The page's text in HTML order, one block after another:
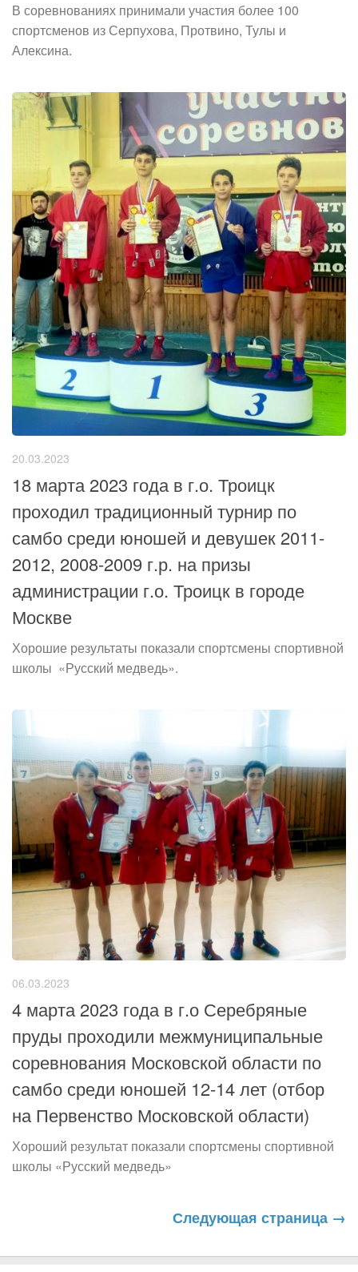
В соревнованиях принимали участия более 100
спортсменов из Серпухова, Протвино, Тулы и
Алексина.
20.03.2023
18 марта 2023 года в г.о. Троицк
проходил традиционный турнир по
самбо среди юношей и девушек 2011-
2012, 2008-2009 г.р. на призы
администрации г.о. Троицк в городе
Москве
Хорошие результаты показали спортсмены спортивной
школы «Русский медведь».
06.03.2023
4 марта 2023 года в г.о Серебряные
пруды проходили межмуниципальные
соревнования Московской области по
самбо среди юношей 12-14 лет (отбор
на Первенство Московской области)
Хороший результат показали спортсмены спортивной
школы «Русский медведь»
Следующая страница →